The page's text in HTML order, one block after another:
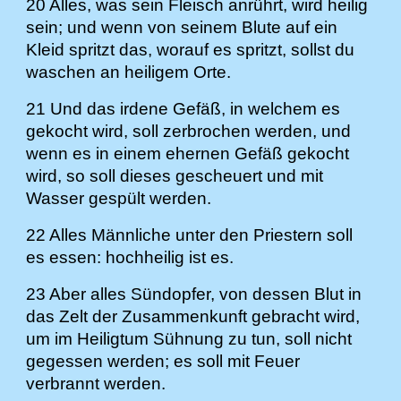
20 Alles, was sein Fleisch anrührt, wird heilig
sein; und wenn von seinem Blute auf ein
Kleid spritzt das, worauf es spritzt, sollst du
waschen an heiligem Orte.
21 Und das irdene Gefäß, in welchem es
gekocht wird, soll zerbrochen werden, und
wenn es in einem ehernen Gefäß gekocht
wird, so soll dieses gescheuert und mit
Wasser gespült werden.
22 Alles Männliche unter den Priestern soll
es essen: hochheilig ist es.
23 Aber alles Sündopfer, von dessen Blut in
das Zelt der Zusammenkunft gebracht wird,
um im Heiligtum Sühnung zu tun, soll nicht
gegessen werden; es soll mit Feuer
verbrannt werden.